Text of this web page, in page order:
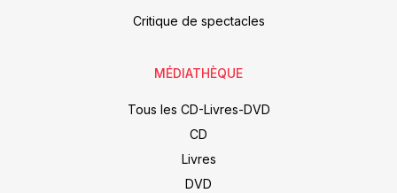
Critique de spectacles
MÉDIATHÈQUE
Tous les CD-Livres-DVD
CD
Livres
DVD